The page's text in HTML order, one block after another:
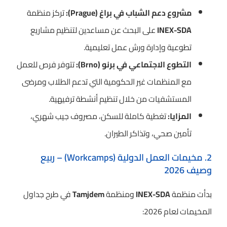
مشروع دعم الشباب في براغ (Prague):
تركز منظمة
INEX-SDAعلى البحث عن مساعدين لتنظيم مشاريع
تطوعية وإدارة ورش عمل تعليمية.
التطوع الاجتماعي في برنو (Brno):
تتوفر فرص للعمل
مع المنظمات غير الحكومية التي تدعم الطلاب ومرضى
المستشفيات من خلال تنظيم أنشطة ترفيهية.
المزايا:تغطية كاملة للسكن، مصروف جيب شهري،
تأمين صحي، وتذاكر الطيران.
2. مخيمات العمل الدولية (Workcamps) – ربيع
وصيف 2026
بدأت منظمةINEX-SDAومنظمةTamjdemفي طرح جداول
المخيمات لعام 2026: